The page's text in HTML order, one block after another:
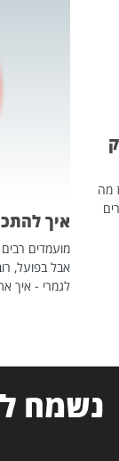
מה
איך
מועמדים
אבל בפועל,
לגמרי - איך
נשמח